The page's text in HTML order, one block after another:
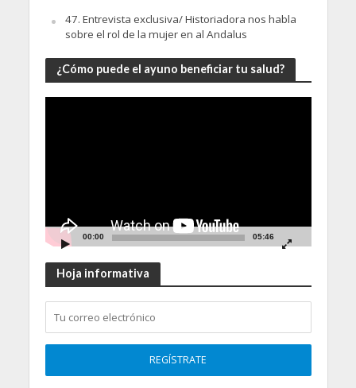
47. Entrevista exclusiva/ Historiadora nos habla
sobre el rol de la mujer en al Andalus
¿Cómo puede el ayuno beneficiar tu salud?
00:00 05:46
Hoja informativa